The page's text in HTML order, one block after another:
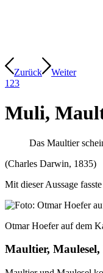
Zurück
Weiter
1 23
Muli,
Das Maultier
(Charles Darwin, 1835)
Mit dieser Aussage
Otmar Hoefer auf dem
Maultier,